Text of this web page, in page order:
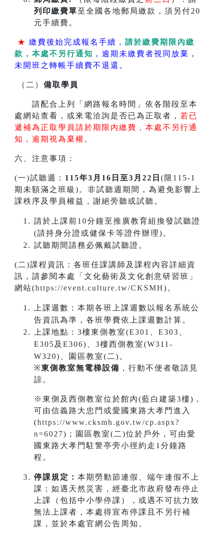
列印繳費單至全國各地郵局繳款，須另付20
元手續費。
★ 繳費後始完成報名手續， 請於繳費期限內繳
款，本處不另行通知 ，逾期未繳費者視同放棄，
未開班之轉帳手續費不退還。
（二） 備取學員
請配合上列「網路報名時間」依各階段至本
處網站查看，或來電洽詢是否已為正取者， 若已
遞補為正取學員請於期限內繳費，本處不另行通
知，逾期視為棄權。
六、注意事項：
(一)試聽週： 115年3月16日至3月22日 (限115-1
期未額滿之班級)。非試聽週期間，為避免影響上
課秩序及學員權益，謝絕旁聽或試聽。
請於上課前10分鐘至推廣教育組換發試聽證
(請持身分證或健保卡等證件辦理)。
試聽期間請務必佩戴試聽證。
(二)課程資訊：各班任課講師及課程內容詳細資
訊，請參閱本處「文化藝術及文化創意研習班」
網站(https://event.culture.tw/CKSMH)。
上課週數：本期各班上課週數以報名系統公
告資訊為準，各班學費依上課週數計算。
上課地點：3樓東側教室(E301、E303、
E305及E306)、3樓西側教室(W311-
W320)、園區教室(二)。
※東側教室無電梯設備 ，行動不便者敬請見
諒。
※東側及西側教室位於館內(藍白建築3樓)，
可由信義路大忠門或愛國東路大孝門進入
(https://www.cksmh.gov.tw/cp.aspx?
n=6027)；園區教室(二)位於戶外，可由愛
國東路大孝門駐警亭旁小徑約走1分鐘路
程。
停課規定： 本期勞動節連假、端午連假不上
課；如遇天然災害，經臺北市政府發布停止
上課（包括中小學停課），或遇不可抗力致
無法上課者，本處得宣布停課且不另行補
課，並於本處官網公告周知。